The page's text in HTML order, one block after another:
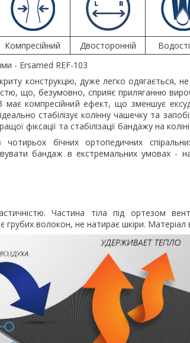
Компресійний Двосторонній
- Ersamed REF-103
конструкцію, дуже легко одягається,
що, безумовно, сприяє приляганню
має компресійний ефект, що зменшує
стабілізує колінну чашечку та
фіксації та стабілізації бандажу на коліні.
бічних ортопедичних
бандаж в екстремальних умовах -
Частина тіла під ортезом
грубих волокон, не натирає шкіри. Матеріал